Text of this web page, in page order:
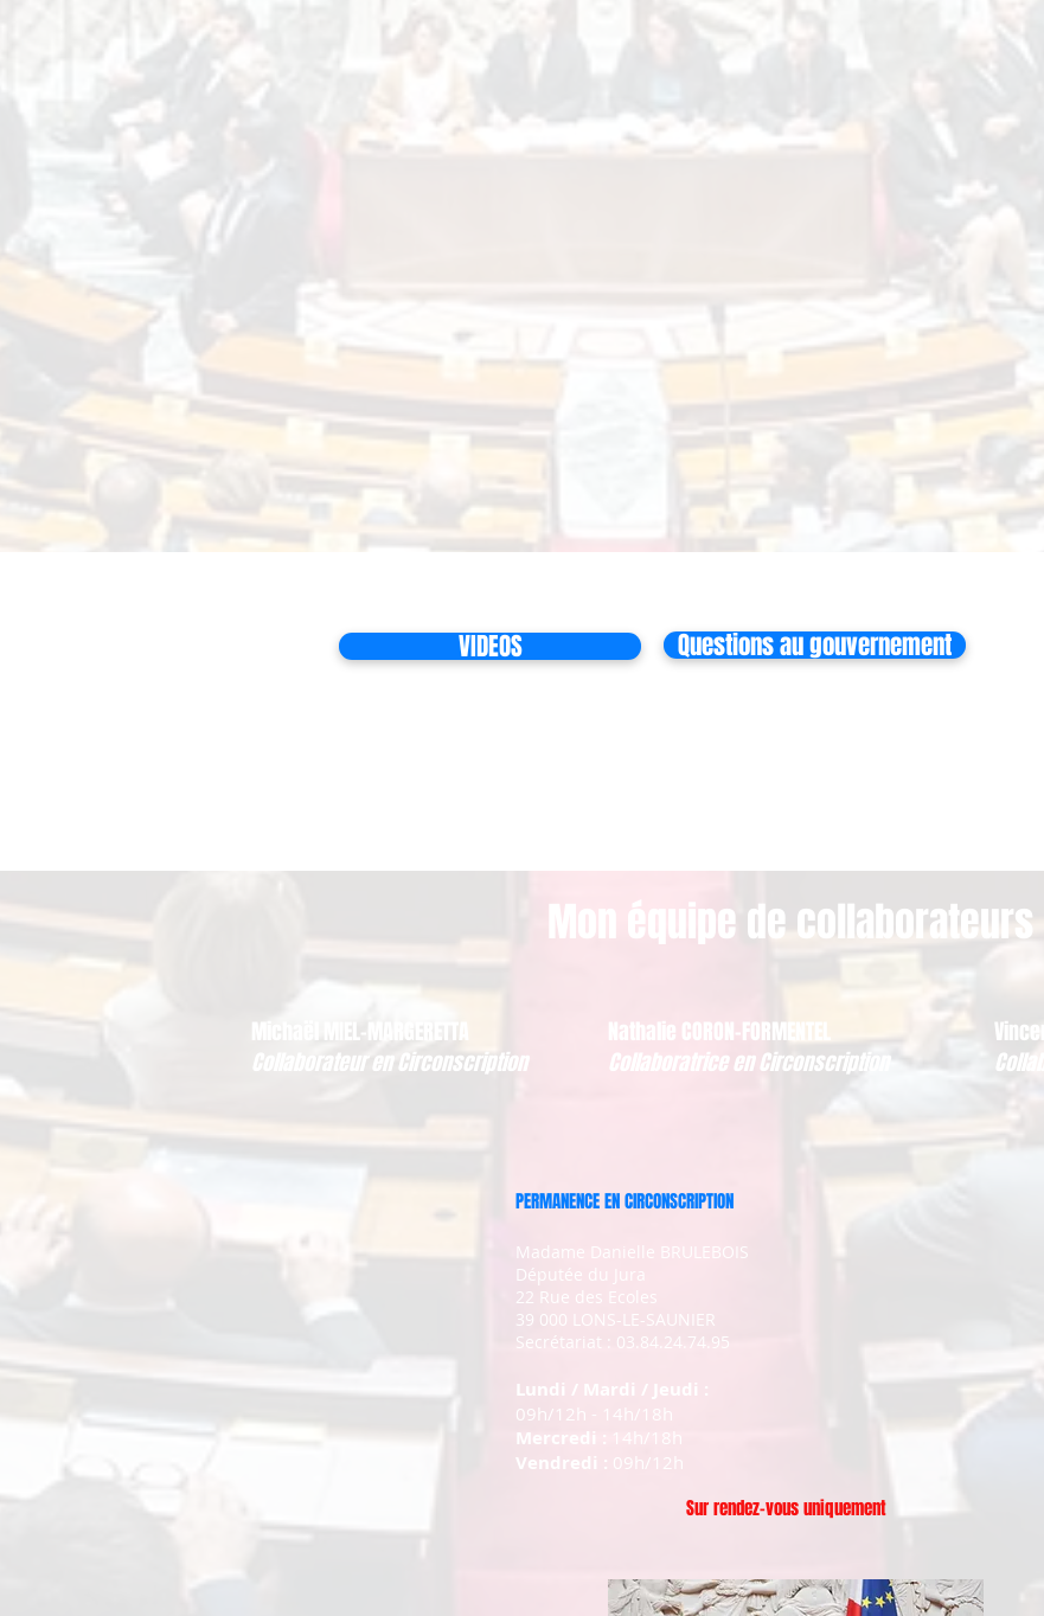
VIDEOS Questions au gouvernement
Mon équipe de collaborateurs
Michaël MIEL-MARGERETTA
Collaborateur en Circonscription
Nathalie CORON-FORMENTEL
Collaboratrice en Circonscription
PERMANENCE EN CIRCONSCRIPTION
Madame Danielle BRULEBOIS
Députée du Jura
22 Rue des Ecoles
39 000 LONS-LE-SAUNIER
Secrétariat : 03.84.24.74.95
Lundi / Mardi / Jeudi :
09h/12h - 14h/18h
Mercredi : 14h/18h
Vendredi : 09h/12h
Sur rendez-vous uniquement